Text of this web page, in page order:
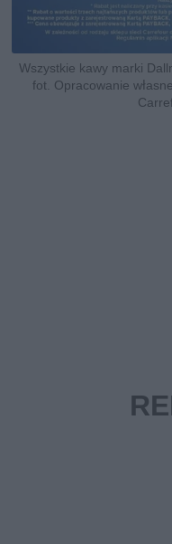
Wszystkie kawy marki
fot. Opracowanie